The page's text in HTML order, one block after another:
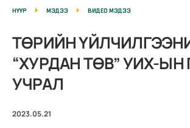
НҮҮР МЭДЭЭ ВИДЕО МЭДЭЭ
ТӨРИЙН
“ХУРДАН ТӨВ” УИХ-
УЧРАЛ
2023.05.21